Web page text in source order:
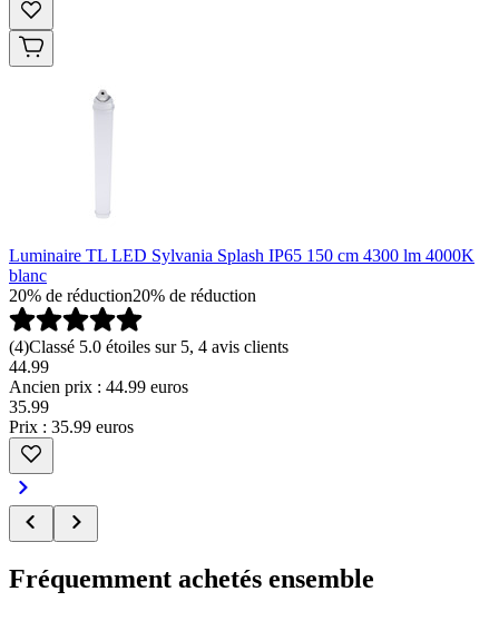
Luminaire TL LED Sylvania Splash IP65 150 cm 4300 lm 4000K
blanc
20% de réduction20% de réduction
(4)Classé 5.0 étoiles sur 5, 4 avis clients
44.99
Ancien prix : 44.99 euros
35.99
Prix : 35.99 euros
Fréquemment achetés ensemble